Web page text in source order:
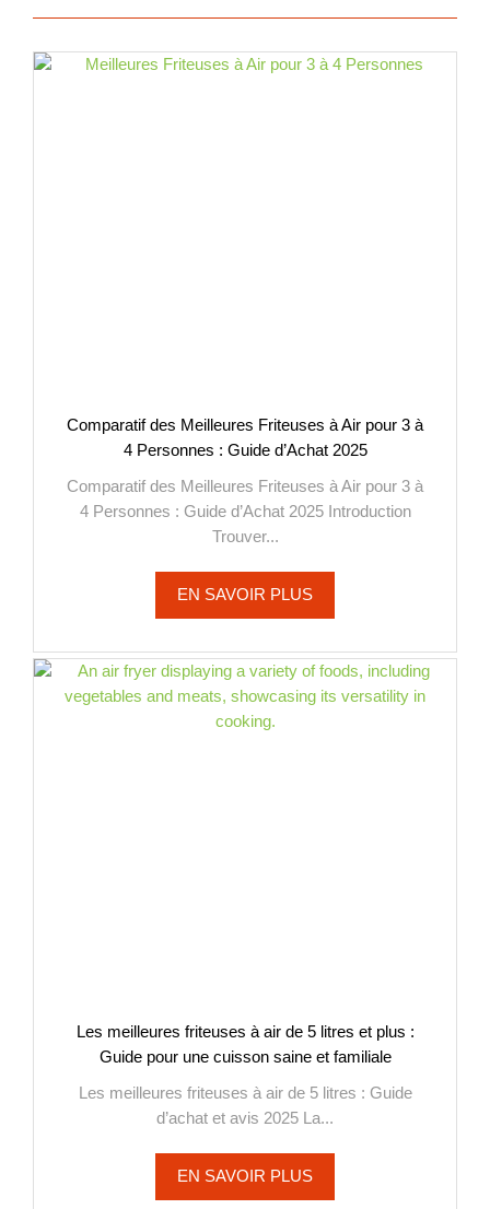
Comparatif des Meilleures Friteuses à Air pour 3 à
4 Personnes : Guide d’Achat 2025
Comparatif des Meilleures Friteuses à Air pour 3 à
4 Personnes : Guide d’Achat 2025 Introduction
Trouver...
EN SAVOIR PLUS
Les meilleures friteuses à air de 5 litres et plus :
Guide pour une cuisson saine et familiale
Les meilleures friteuses à air de 5 litres : Guide
d’achat et avis 2025 La...
EN SAVOIR PLUS